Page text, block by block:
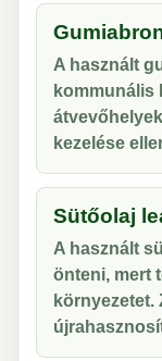
A használt
kommunális
kezelése
Sütőolaj
A használt
önteni, mert
környezetet.